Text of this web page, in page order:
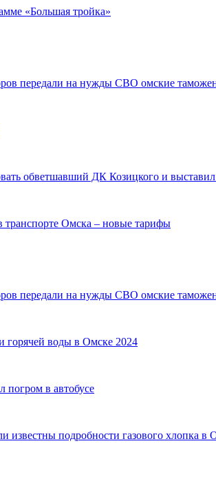
«Большая тройка»
передали на нужды СВО омские
обветшавший ДК Козицкого и выставил
Омска – новые тарифы
передали на нужды СВО омские
горячей воды в Омске 2024
погром в автобусе
известны подробности газового хлопка в